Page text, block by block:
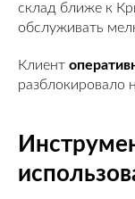
склад ближе к
обслуживать
Клиент
разблокировало